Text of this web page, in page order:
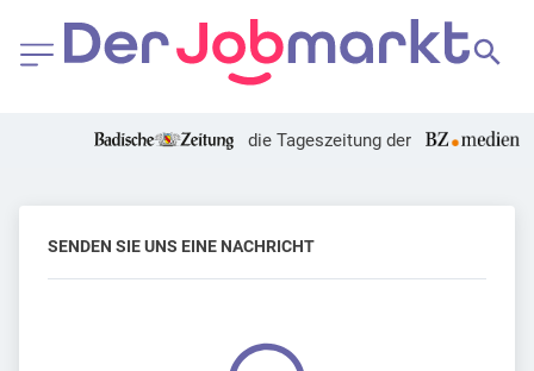
die Tageszeitung der
SENDEN SIE UNS EINE NACHRICHT